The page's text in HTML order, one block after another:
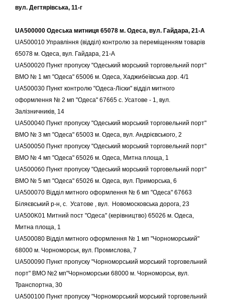
вул. Дегтярівська, 11-г
UA500000 Одеська митниця 65078 м. Одеса, вул. Гайдара, 21-А
UA500010 Управління (відділ) контролю за переміщенням товарів
65078 м. Одеса, вул. Гайдара, 21-А
UA500020 Пункт пропуску "Одеський морський торговельний порт"
ВМО № 1 мп "Одеса" 65006 м. Одеса, Хаджибеївська дор. 4/1
UA500030 Пункт контролю "Одеса-Ліски" відділ митного
оформлення № 2 мп "Одеса" 67665 с. Усатове - 1, вул.
Залізничників, 14
UA500040 Пункт пропуску "Одеський морський торговельний порт"
ВМО № 3 мп "Одеса" 65003 м. Одеса, вул. Андрієвського, 2
UA500050 Пункт пропуску "Одеський морський торговельний порт"
ВМО № 4 мп "Одеса" 65026 м. Одеса, Митна площа, 1
UA500060 Пункт пропуску "Одеський морський торговельний порт"
ВМО № 5 мп "Одеса" 65026 м. Одеса, вул. Приморська, 6
UA500070 Відділ митного оформлення № 6 мп "Одеса" 67663
Біляєвський р-н, с. Усатове , вул. Новомосковська дорога, 23
UA500K01 Митний пост "Одеса" (керівництво) 65026 м. Одеса,
Митна площа, 1
UA500080 Відділ митного оформлення № 1 мп "Чорноморський"
68000 м. Чорноморськ, вул. Промислова, 7
UA500090 Пункт пропуску "Чорноморський морський торговельний
порт" ВМО №2 мп"Чорноморськи 68000 м. Чорноморськ, вул.
Транспортна, 30
UA500100 Пункт пропуску "Чорноморський морський торговельний